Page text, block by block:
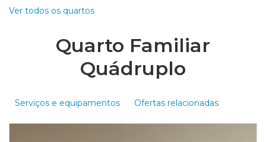
Ver todos os quartos
Quarto Familiar
Quádruplo
Serviços e equipamentos Ofertas relacionadas